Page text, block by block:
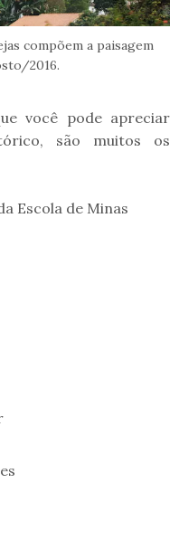
compõem a paisagem
2016.
você pode apreciar
são muitos os
Escola de Minas